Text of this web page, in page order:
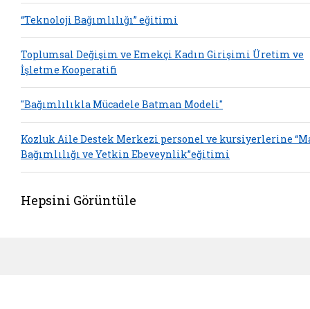
“Teknoloji Bağımlılığı” eğitimi
Toplumsal Değişim ve Emekçi Kadın Girişimi Üretim ve
İşletme Kooperatifi
"Bağımlılıkla Mücadele Batman Modeli"
Kozluk Aile Destek Merkezi personel ve kursiyerlerine
Bağımlılığı ve Yetkin Ebeveynlik”eğitimi
Hepsini Görüntüle